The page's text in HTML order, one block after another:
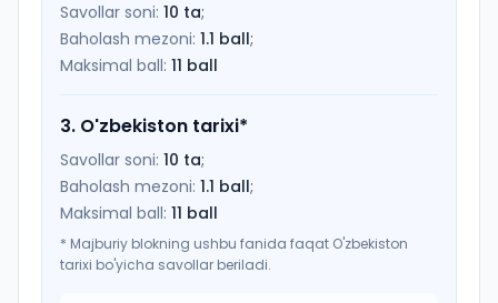
Savollar soni: 10 ta;
Baholash mezoni: 1.1 ball;
Maksimal ball: 11 ball
3. O'zbekiston tarixi*
Savollar soni: 10 ta;
Baholash mezoni: 1.1 ball;
Maksimal ball: 11 ball
* Majburiy blokning ushbu fanida faqat O'zbekiston
tarixi bo'yicha savollar beriladi.